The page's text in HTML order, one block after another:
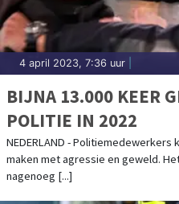
4 april 2023, 7:36 uur
BIJNA 13.000 KEER
POLITIE IN 2022
NEDERLAND - Politiemedewerkers
maken met agressie en geweld.
nagenoeg [...]